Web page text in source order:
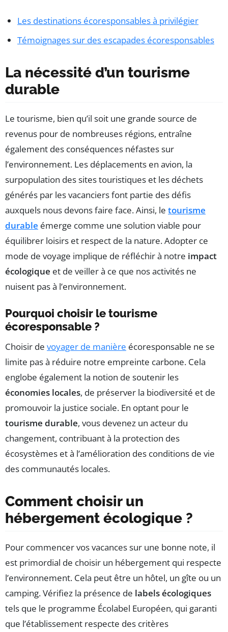
Les destinations écoresponsables à privilégier
Témoignages sur des escapades écoresponsables
La nécessité d’un tourisme
durable
Le tourisme, bien qu’il soit une grande source de
revenus pour de nombreuses régions, entraîne
également des conséquences néfastes sur
l’environnement. Les déplacements en avion, la
surpopulation des sites touristiques et les déchets
générés par les vacanciers font partie des défis
auxquels nous devons faire face. Ainsi, le tourisme
durable émerge comme une solution viable pour
équilibrer loisirs et respect de la nature. Adopter ce
mode de voyage implique de réfléchir à notre impact
écologique et de veiller à ce que nos activités ne
nuisent pas à l’environnement.
Pourquoi choisir le tourisme
écoresponsable ?
Choisir de voyager de manière écoresponsable ne se
limite pas à réduire notre empreinte carbone. Cela
englobe également la notion de soutenir les
économies locales, de préserver la biodiversité et de
promouvoir la justice sociale. En optant pour le
tourisme durable, vous devenez un acteur du
changement, contribuant à la protection des
écosystèmes et à l’amélioration des conditions de vie
des communautés locales.
Comment choisir un
hébergement écologique ?
Pour commencer vos vacances sur une bonne note, il
est primordial de choisir un hébergement qui respecte
l’environnement. Cela peut être un hôtel, un gîte ou un
camping. Vérifiez la présence de labels écologiques
tels que le programme Écolabel Européen, qui garanti
que l’établissement respecte des critères